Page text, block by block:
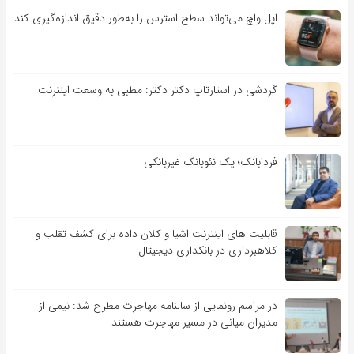
اپل واچ می‌تواند سطح استرس را به‌طور دقیق اندازه‌گیری کند
گردشی در استارتاپ دکتر دکتر: مطبی به وسعت اینترنت
فردابانک؛ یک نئوبانک غیربانکی
قابلیت ‏های اینترنت اشیا و کلان‏ داده برای کشف تقلب و
کلاهبرداری در بانکداری دیجیتال
در مراسم رونمایی از سالنامه مهاجرت مطرح شد: نیمی از
مدیران میانی در مسیر مهاجرت هستند